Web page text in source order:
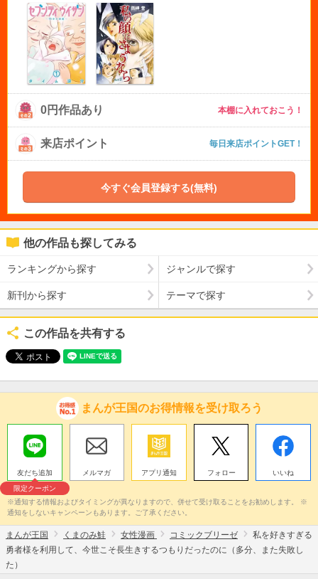
0円作品あり 本棚に入れておこう！
来店ポイント 毎日来店ポイントGET！
今すぐ会員登録する(無料)
他の作品も探してみる
ランキングから探す ジャンルで探す
新刊から探す テーマで探す
この作品を共有する
まんが王国のお得情報を受け取ろう
友だち追加
限定クーポン
メルマガ アプリ通知 フォロー いいね
※通知する情報およびタイミングが異なりますので、併せて受け取ることをお勧めします。 ※
通知をしないキャンペーンもあります。ご了承ください。
まんが王国 くまのみ鮭 女性漫画 コミックブリーゼ
私を好きすぎる
勇者様を利用して、今世こそ長生きするつもりだったのに（多分、また失敗し
た）